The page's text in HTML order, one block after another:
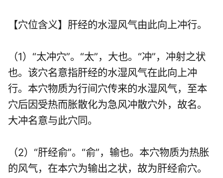
【穴位含义】肝经的水湿风气由此向上冲行。
（1）“太冲穴”。“太”，大也。“冲”，冲射之状
也。该穴名意指肝经的水湿风气在此向上冲
行。本穴物质为行间穴传来的水湿风气，至本
穴后因受热而胀散化为急风冲散穴外，故名。
大冲名意与此穴同。
（2）“肝经俞”。“俞”，输也。本穴物质为热胀
的风气，在本穴为输出之状，故为肝经俞穴。